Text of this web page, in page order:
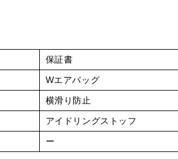
保証書
Wエアバッグ
横滑り防止
アイドリングストッフ
ー